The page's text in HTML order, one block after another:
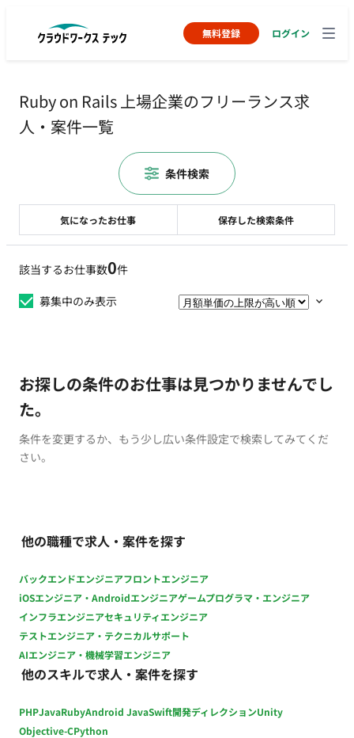
無料登録 ログイン
Ruby on Rails 上場企業のフリーランス求
人・案件一覧
該当するお仕事数0件
募集中のみ表示
お探しの条件のお仕事は見つかりませんでし
た。
条件を変更するか、もう少し広い条件設定で検索してみてくだ
さい。
他の職種で求人・案件を探す
バックエンドエンジニアフロントエンジニア
iOSエンジニア・Androidエンジニアゲームプログラマ・エンジニア
インフラエンジニアセキュリティエンジニア
テストエンジニア・テクニカルサポート
AIエンジニア・機械学習エンジニア
他のスキルで求人・案件を探す
PHPJavaRubyAndroid JavaSwift開発ディレクションUnity
Objective-CPython
気になったお仕事 保存した検索条件
条件検索